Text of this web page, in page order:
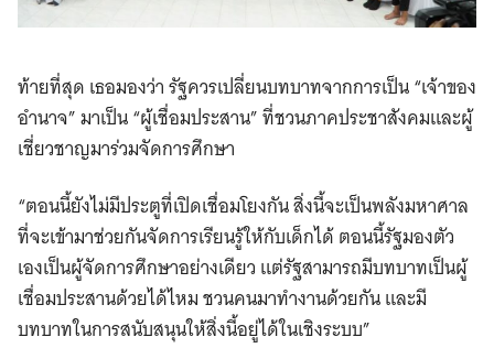
ท้ายที่สุด เธอมองว่า รัฐควรเปลี่ยนบทบาทจากการเป็น “เจ้าของ
อำนาจ” มาเป็น “ผู้เชื่อมประสาน” ที่ชวนภาคประชาสังคมและผู้
เชี่ยวชาญมาร่วมจัดการศึกษา
“ตอนนี้ยังไม่มีประตูที่เปิดเชื่อมโยงกัน สิ่งนี้จะเป็นพลังมหาศาล
ที่จะเข้ามาช่วยกันจัดการเรียนรู้ให้กับเด็กได้ ตอนนี้รัฐมองตัว
เองเป็นผู้จัดการศึกษาอย่างเดียว แต่รัฐสามารถมีบทบาทเป็นผู้
เชื่อมประสานด้วยได้ไหม ชวนคนมาทำงานด้วยกัน และมี
บทบาทในการสนับสนุนให้สิ่งนี้อยู่ได้ในเชิงระบบ”